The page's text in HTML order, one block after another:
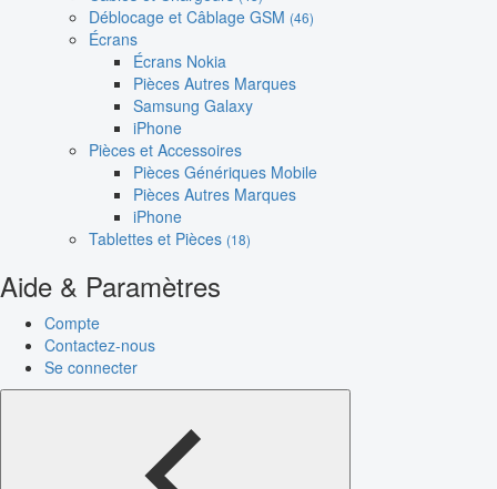
Déblocage et Câblage GSM (46)
Écrans
Écrans Nokia
Pièces Autres Marques
Samsung Galaxy
iPhone
Pièces et Accessoires
Pièces Génériques Mobile
Pièces Autres Marques
iPhone
Tablettes et Pièces (18)
Aide & Paramètres
Compte
Contactez-nous
Se connecter